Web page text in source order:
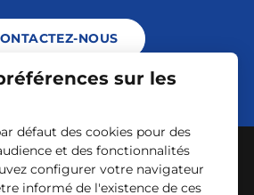
NOUS
- Plan du site - CGV -
du site: non conforme
sur les
défaut des cookies pour des
et des fonctionnalités
configurer votre navigateur
informé de l'existence de ces